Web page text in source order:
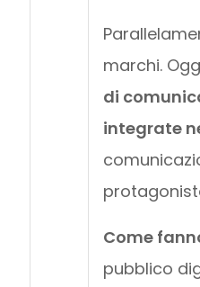
marchi.
di
integrate
Come
pubblico